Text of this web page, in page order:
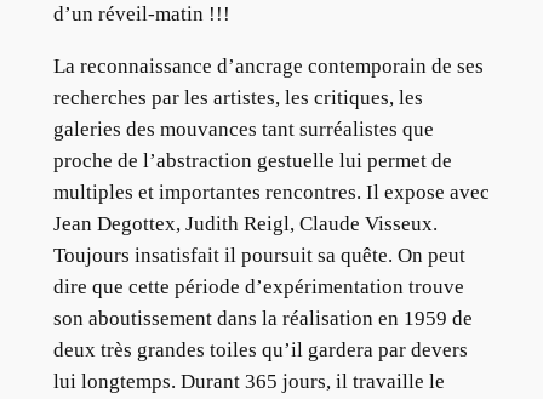
d’un réveil-matin !!!
La reconnaissance d’ancrage contemporain de ses
recherches par les artistes, les critiques, les
galeries des mouvances tant surréalistes que
proche de l’abstraction gestuelle lui permet de
multiples et importantes rencontres. Il expose avec
Jean Degottex, Judith Reigl, Claude Visseux.
Toujours insatisfait il poursuit sa quête. On peut
dire que cette période d’expérimentation trouve
son aboutissement dans la réalisation en 1959 de
deux très grandes toiles qu’il gardera par devers
lui longtemps. Durant 365 jours, il travaille le